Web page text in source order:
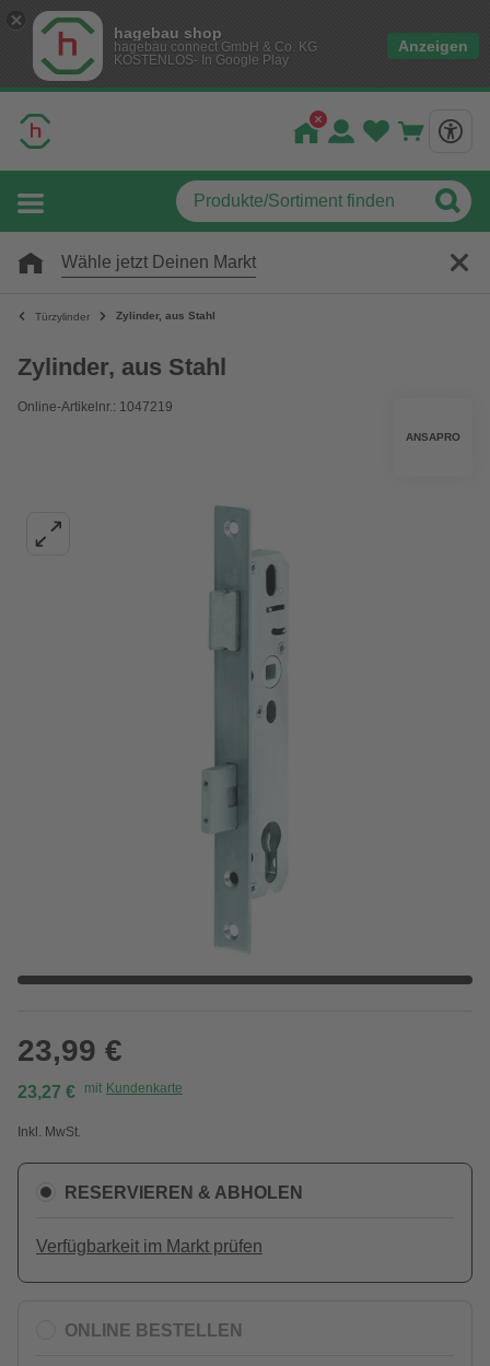
hagebau shop
hagebau connect GmbH & Co. KG
KOSTENLOS- In Google Play
Anzeigen
Wähle jetzt Deinen Markt
Türzylinder Zylinder, aus Stahl
Zylinder, aus Stahl
Online-Artikelnr.: 1047219
ANSAPRO
23,99 €
23,27 € mit Kundenkarte
Inkl. MwSt.
RESERVIEREN & ABHOLEN
Verfügbarkeit im Markt prüfen
ONLINE BESTELLEN